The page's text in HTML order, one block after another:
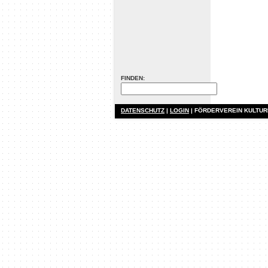
FINDEN:
DATENSCHUTZ | LOGIN | FÖRDERVEREIN